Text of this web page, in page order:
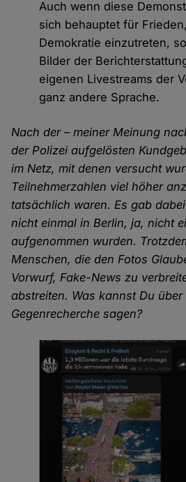
Auch wenn diese
sich behauptet für
Demokratie einzutreten,
Bilder der
eigenen Livestreams der
ganz andere Sprache.
Nach der – meiner Meinung
der Polizei aufgelösten
im Netz, mit denen versucht
Teilnehmerzahlen viel höher
tatsächlich waren. Es gab
nicht einmal in Berlin, ja, nicht
aufgenommen wurden.
Menschen, die den Fotos
Vorwurf, Fake-News zu
abstreiten. Was kannst Du
Gegenrecherche sagen?